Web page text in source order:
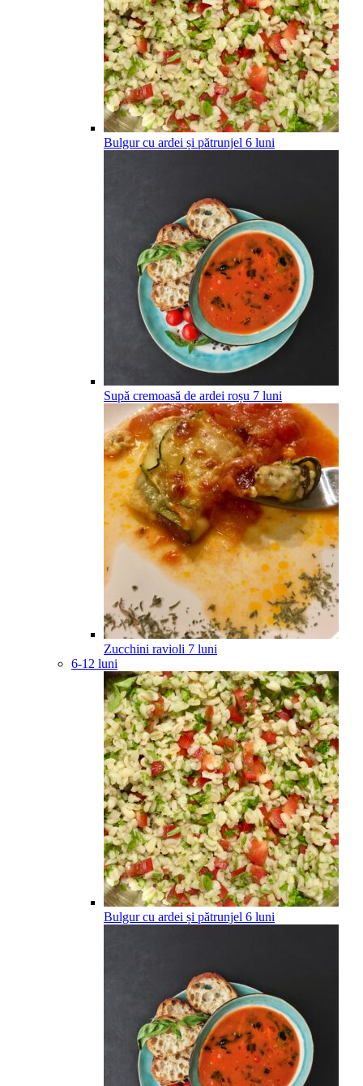
Bulgur cu ardei și pătrunjel 6 luni
Supă cremoasă de ardei roșu 7 luni
Zucchini ravioli 7 luni
6-12 luni
Bulgur cu ardei și pătrunjel 6 luni